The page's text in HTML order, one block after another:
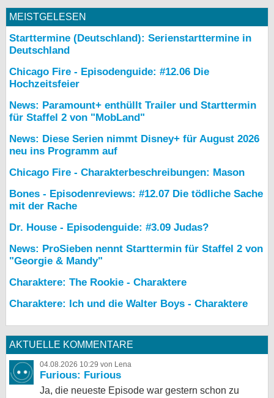
MEISTGELESEN
Starttermine (Deutschland): Serienstarttermine in
Deutschland
Chicago Fire - Episodenguide: #12.06 Die
Hochzeitsfeier
News: Paramount+ enthüllt Trailer und Starttermin
für Staffel 2 von "MobLand"
News: Diese Serien nimmt Disney+ für August 2026
neu ins Programm auf
Chicago Fire - Charakterbeschreibungen: Mason
Bones - Episodenreviews: #12.07 Die tödliche Sache
mit der Rache
Dr. House - Episodenguide: #3.09 Judas?
News: ProSieben nennt Starttermin für Staffel 2 von
"Georgie & Mandy"
Charaktere: The Rookie - Charaktere
Charaktere: Ich und die Walter Boys - Charaktere
AKTUELLE KOMMENTARE
04.08.2026 10:29 von Lena
Furious: Furious
Ja, die neueste Episode war gestern schon zu